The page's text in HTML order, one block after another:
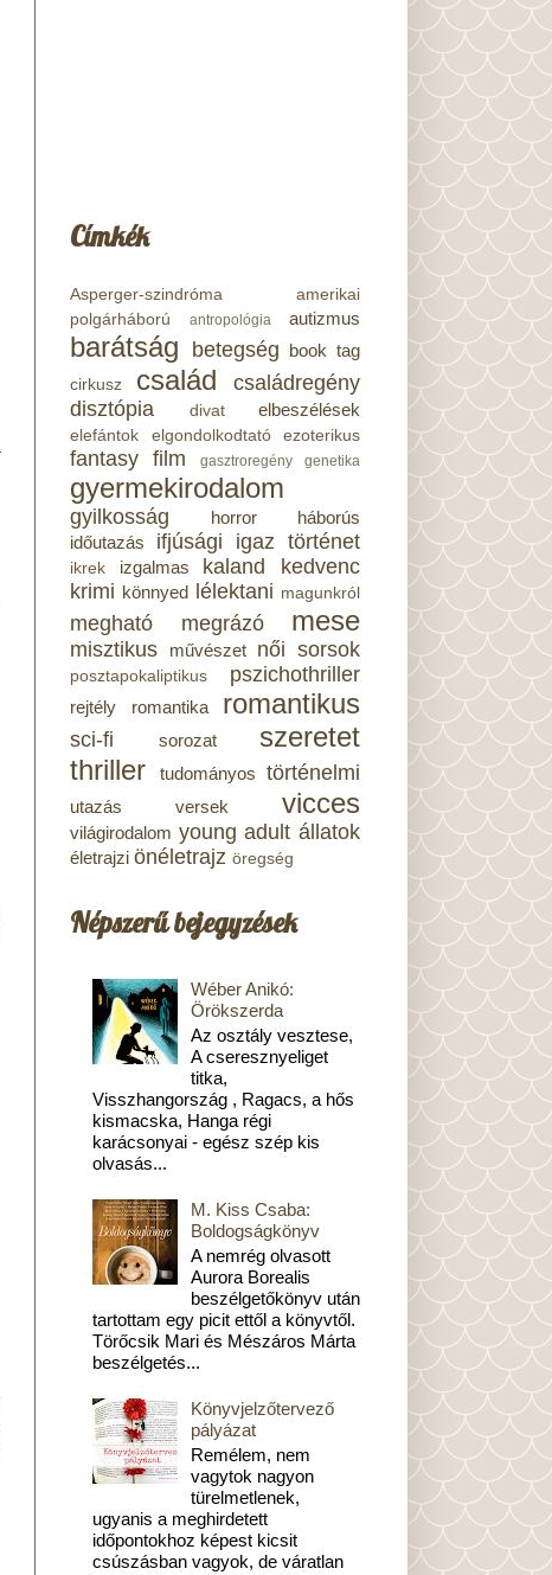
Címkék
Asperger-szindróma
amerikai
polgárháború
antropológia autizmus
barátság betegség book tag
cirkusz család
családregény
disztópia
divat elbeszélések
elefántok elgondolkodtató ezoterikus
fantasy film gasztroregény genetika
gyermekirodalom
gyilkosság horror
háborús
időutazás
ifjúsági igaz történet
ikrek izgalmas kaland
kedvenc
krimi könnyed lélektani magunkról
megható megrázó mese
misztikus művészet női sorsok
posztapokaliptikus pszichothriller
rejtély romantika romantikus
sci-fi sorozat
szeretet
thriller
tudományos történelmi
utazás versek vicces
világirodalom young adult állatok
életrajzi önéletrajz öregség
Népszerű bejegyzések
Wéber Anikó:
Örökszerda
Az osztály vesztese,
A cseresznyeliget
titka,
Visszhangország , Ragacs, a hős
kismacska, Hanga régi
karácsonyai - egész szép kis
olvasás...
M. Kiss Csaba:
Boldogságkönyv
A nemrég olvasott
Aurora Borealis
beszélgetőkönyv után
tartottam egy picit ettől a könyvtől.
Törőcsik Mari és Mészáros Márta
beszélgetés...
Könyvjelzőtervező
pályázat
Remélem, nem
vagytok nagyon
türelmetlenek,
ugyanis a meghirdetett
időpontokhoz képest kicsit
csúszásban vagyok, de váratlan